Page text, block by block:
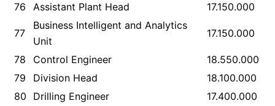
76
Assistant Plant Head 17.150.000
77
Business Intelligent and Analytics
Unit
17.150.000
78 Control Engineer
18.550.000
79
Division Head
18.100.000
80
Drilling Engineer
17.400.000